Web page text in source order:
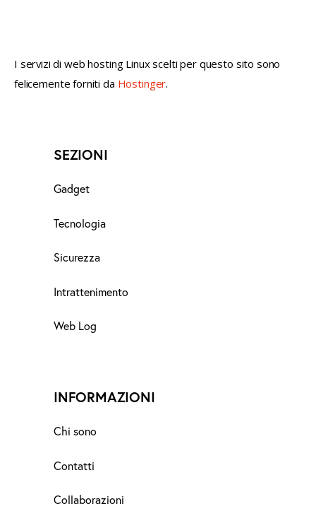
I servizi di web hosting Linux scelti per questo sito sono
felicemente forniti da Hostinger.
SEZIONI
Gadget
Tecnologia
Sicurezza
Intrattenimento
Web Log
INFORMAZIONI
Chi sono
Contatti
Collaborazioni